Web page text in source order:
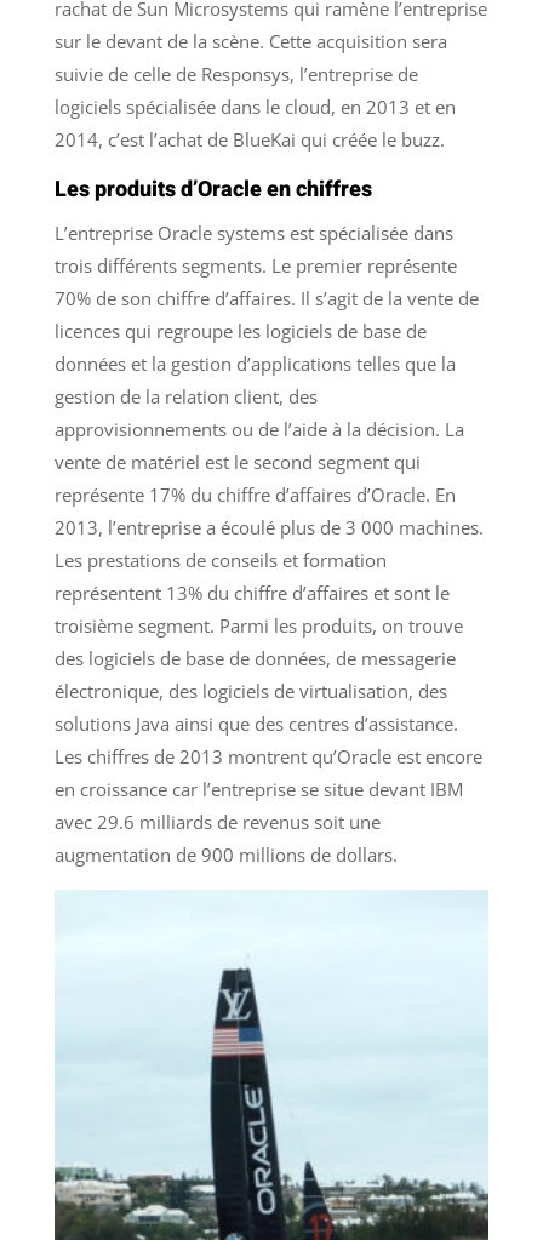
rachat de Sun Microsystems qui ramène l’entreprise
sur le devant de la scène. Cette acquisition sera
suivie de celle de Responsys, l’entreprise de
logiciels spécialisée dans le cloud, en 2013 et en
2014, c’est l’achat de BlueKai qui créée le buzz.
Les produits d’Oracle en chiffres
L’entreprise Oracle systems est spécialisée dans
trois différents segments. Le premier représente
70% de son chiffre d’affaires. Il s’agit de la vente de
licences qui regroupe les logiciels de base de
données et la gestion d’applications telles que la
gestion de la relation client, des
approvisionnements ou de l’aide à la décision. La
vente de matériel est le second segment qui
représente 17% du chiffre d’affaires d’Oracle. En
2013, l’entreprise a écoulé plus de 3 000 machines.
Les prestations de conseils et formation
représentent 13% du chiffre d’affaires et sont le
troisième segment. Parmi les produits, on trouve
des logiciels de base de données, de messagerie
électronique, des logiciels de virtualisation, des
solutions Java ainsi que des centres d’assistance.
Les chiffres de 2013 montrent qu’Oracle est encore
en croissance car l’entreprise se situe devant IBM
avec 29.6 milliards de revenus soit une
augmentation de 900 millions de dollars.